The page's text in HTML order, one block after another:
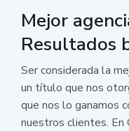
Mejor
Resultados
Ser considerada la
un título que nos
que nos lo ganamos
nuestros clientes. En